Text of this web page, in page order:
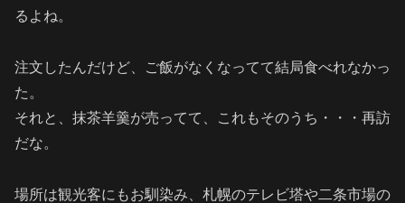
るよね。
注文したんだけど、ご飯がなくなってて結局食べれなかっ
た。
それと、抹茶羊羹が売ってて、これもそのうち・・・再訪
だな。
場所は観光客にもお馴染み、札幌のテレビ塔や二条市場の